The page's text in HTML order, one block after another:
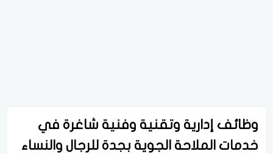
وظائف إدارية وتقنية وفنية شاغرة في
خدمات الملاحة الجوية بجدة للرجال والنساء